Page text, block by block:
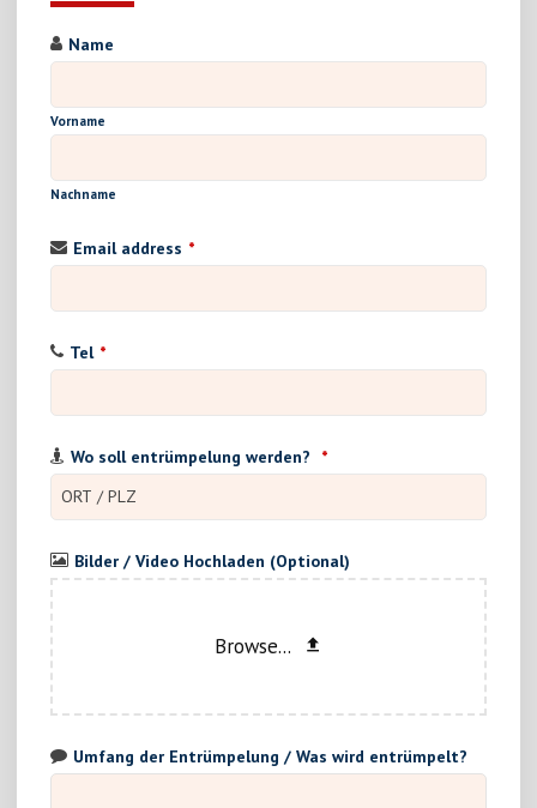
Name
Vorname
Nachname
Email address *
Tel *
Wo soll entrümpelung werden? *
Bilder / Video Hochladen (Optional)
Browse...
Umfang der Entrümpelung / Was wird entrümpelt?